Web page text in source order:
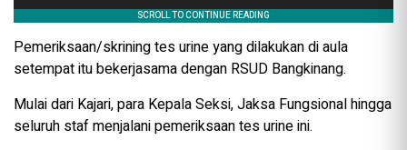
Pemeriksaan/skrining tes urine yang dilakukan di aula
setempat itu bekerjasama dengan RSUD Bangkinang.
Mulai dari Kajari, para Kepala Seksi, Jaksa Fungsional hingga
seluruh staf menjalani pemeriksaan tes urine ini.